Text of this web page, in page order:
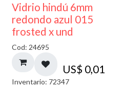
40% DESCUENTO
Vidrio hindú 6mm
redondo azul 015
frosted x und
Cod: 24695
US$ 0,01
Inventario: 72347